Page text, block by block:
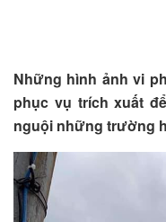
Những hình ảnh vi
phục vụ trích xuất
nguội những trường